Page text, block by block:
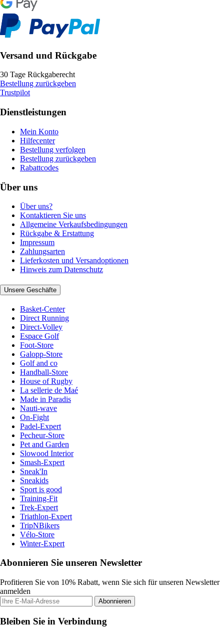
Versand und Rückgabe
30 Tage Rückgaberecht
Bestellung zurückgeben
Trustpilot
Dienstleistungen
Mein Konto
Hilfecenter
Bestellung verfolgen
Bestellung zurückgeben
Rabattcodes
Über uns
Über uns?
Kontaktieren Sie uns
Allgemeine Verkaufsbedingungen
Rückgabe & Erstattung
Impressum
Zahlungsarten
Lieferkosten und Versandoptionen
Hinweis zum Datenschutz
Unsere Geschäfte
Basket-Center
Direct Running
Direct-Volley
Espace Golf
Foot-Store
Galopp-Store
Golf and co
Handball-Store
House of Rugby
La sellerie de Maé
Made in Paradis
Nauti-wave
On-Fight
Padel-Expert
Pecheur-Store
Pet and Garden
Slowood Interior
Smash-Expert
Sneak'In
Sneakids
Sport is good
Training-Fit
Trek-Expert
Triathlon-Expert
TripNBikers
Vélo-Store
Winter-Expert
Abonnieren Sie unseren Newsletter
Profitieren Sie von 10% Rabatt, wenn Sie sich für unseren Newsletter
anmelden
Abonnieren
Bleiben Sie in Verbindung